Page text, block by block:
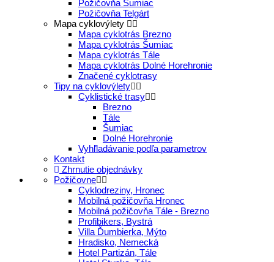
Požičovňa Šumiac
Požičovňa Telgárt
Mapa cyklovýlety
Mapa cyklotrás Brezno
Mapa cyklotrás Šumiac
Mapa cyklotrás Tále
Mapa cyklotrás Dolné Horehronie
Značené cyklotrasy
Tipy na cyklovýlety
Cyklistické trasy
Brezno
Tále
Šumiac
Dolné Horehronie
Vyhľladávanie podľa parametrov
Kontakt
Zhrnutie objednávky
Požičovne
Cyklodreziny, Hronec
Mobilná požičovňa Hronec
Mobilná požičovňa Tále - Brezno
Profibikers, Bystrá
Villa Ďumbierka, Mýto
Hradisko, Nemecká
Hotel Partizán, Tále